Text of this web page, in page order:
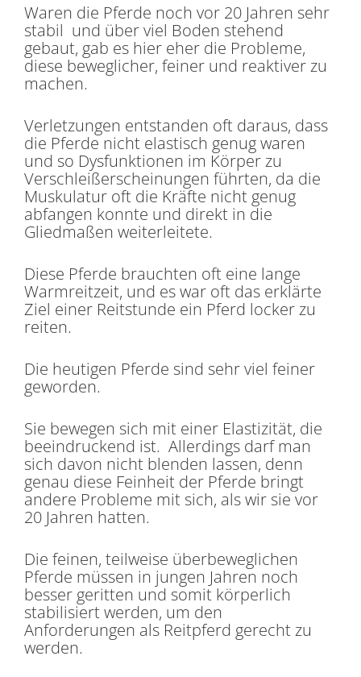
Waren die Pferde noch vor 20 Jahren sehr
stabil und über viel Boden stehend
gebaut, gab es hier eher die Probleme,
diese beweglicher, feiner und reaktiver zu
machen.
Verletzungen entstanden oft daraus, dass
die Pferde nicht elastisch genug waren
und so Dysfunktionen im Körper zu
Verschleißerscheinungen führten, da die
Muskulatur oft die Kräfte nicht genug
abfangen konnte und direkt in die
Gliedmaßen weiterleitete.
Diese Pferde brauchten oft eine lange
Warmreitzeit, und es war oft das erklärte
Ziel einer Reitstunde ein Pferd locker zu
reiten.
Die heutigen Pferde sind sehr viel feiner
geworden.
Sie bewegen sich mit einer Elastizität, die
beeindruckend ist. Allerdings darf man
sich davon nicht blenden lassen, denn
genau diese Feinheit der Pferde bringt
andere Probleme mit sich, als wir sie vor
20 Jahren hatten.
Die feinen, teilweise überbeweglichen
Pferde müssen in jungen Jahren noch
besser geritten und somit körperlich
stabilisiert werden, um den
Anforderungen als Reitpferd gerecht zu
werden.